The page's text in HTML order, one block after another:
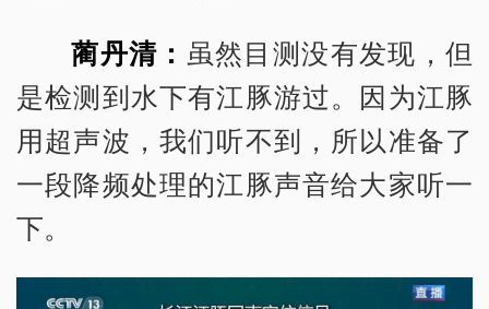
蔺丹清： 虽然目测没有发现，但
是检测到水下有江豚游过。因为江豚
用超声波，我们听不到，所以准备了
一段降频处理的江豚声音给大家听一
下。